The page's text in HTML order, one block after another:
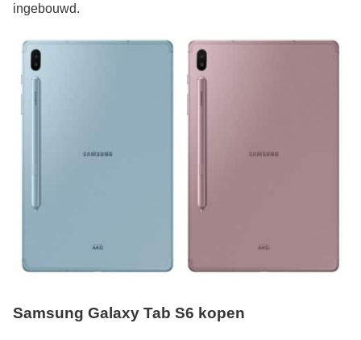
ingebouwd.
Samsung Galaxy Tab S6 kopen